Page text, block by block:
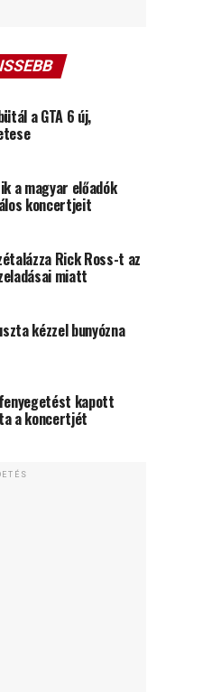
a GTA 6 új,
a magyar előadók
koncertjeit
Rick Ross-t az
miatt
kézzel bunyózna
kapott
a koncertjét